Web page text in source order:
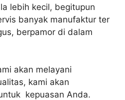
lebih kecil, begitupun
banyak manufaktur ter
berpamor di dalam
akan melayani
kami akan
kepuasan Anda.